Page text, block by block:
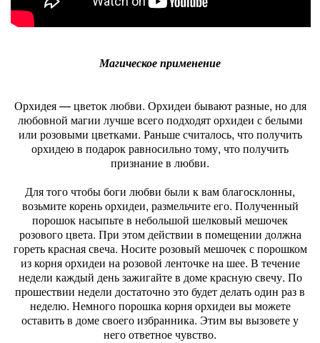
Магическое применение
Орхидея — цветок любви. Орхидеи бывают разные, но для
любовной магии лучше всего подходят орхидеи с белыми
или розовыми цветками. Раньше считалось, что получить
орхидею в подарок равносильно тому, что получить
признание в любви.
Для того чтобы боги любви были к вам благосклонны,
возьмите корень орхидеи, размельчите его. Полученный
порошок насыпьте в небольшой шелковый мешочек
розового цвета. При этом действии в помещении должна
гореть красная свеча. Носите розовый мешочек с порошком
из корня орхидеи на розовой ленточке на шее. В течение
недели каждый день зажигайте в доме красную свечу. По
прошествии недели достаточно это будет делать один раз в
неделю. Немного порошка корня орхидеи вы можете
оставить в доме своего избранника. Этим вы вызовете у
него ответное чувство.